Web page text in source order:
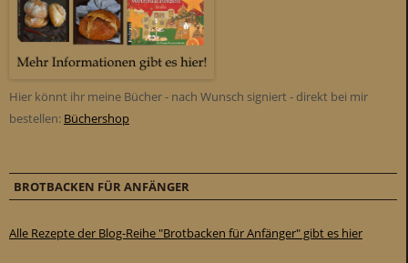
Hier könnt ihr meine Bücher - nach Wunsch signiert - direkt bei mir
bestellen: Büchershop
BROTBACKEN FÜR ANFÄNGER
Alle Rezepte der Blog-Reihe "Brotbacken für Anfänger" gibt es hier